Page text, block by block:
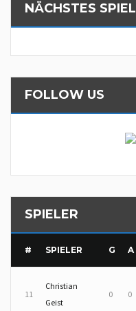
NÄCHSTES SPIEL
FOLLOW US
SPIELER
# SPIELER G A
11
Christian
Geist
0 0